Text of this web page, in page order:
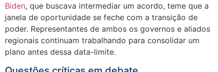
Biden, que buscava intermediar um acordo, teme que a
janela de oportunidade se feche com a transição de
poder. Representantes de ambos os governos e aliados
regionais continuam trabalhando para consolidar um
plano antes dessa data-limite.